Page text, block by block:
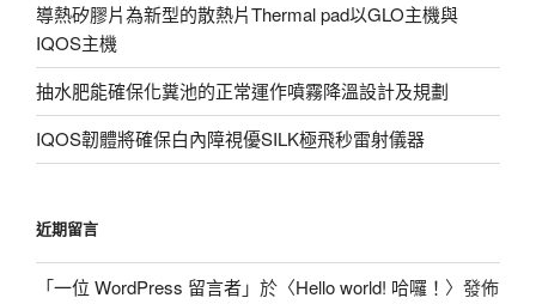
導熱矽膠片為新型的散熱片Thermal pad以GLO主機與
IQOS主機
抽水肥能確保化糞池的正常運作噴霧降溫設計及規劃
IQOS韌體將確保白內障視優SILK極飛秒雷射儀器
近期留言
「一位 WordPress 留言者」於〈Hello world! 哈囉！ 〉發佈